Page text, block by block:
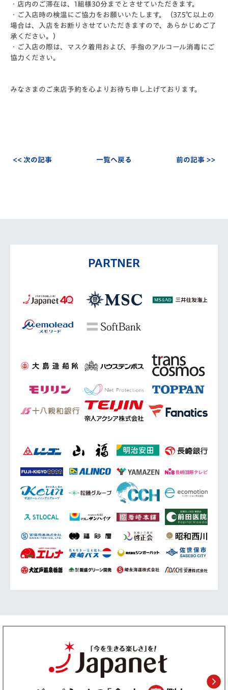
・店内のご滞在は、1組様30分までとさせていただきます。
・ご入店時の検温にご協力をお願いいたします。（37.5℃以上の
場合は、入店をお断りさせていただきますので、あらかじめご了
承ください。）
・ご入店の際は、マスク着用および、手指のアルコール消毒にご
協力ください。
みなさまのご来店予約を心よりお待ち申し上げております。
<< 次の記事 一覧へ戻る 前の記事 >>
PARTNER